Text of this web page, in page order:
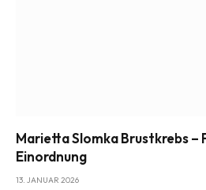
Marietta Slomka Brustkrebs –
Einordnung
13. JANUAR 2026